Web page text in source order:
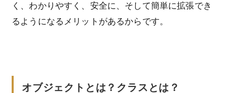
く、わかりやすく、安全に、そして簡単に拡張でき
るようになるメリットがあるからです。
オブジェクトとは？クラスとは？